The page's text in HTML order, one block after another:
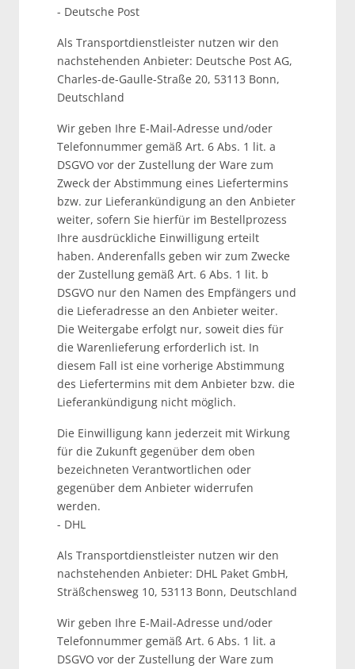
- Deutsche Post
Als Transportdienstleister nutzen wir den
nachstehenden Anbieter: Deutsche Post AG,
Charles-de-Gaulle-Straße 20, 53113 Bonn,
Deutschland
Wir geben Ihre E-Mail-Adresse und/oder
Telefonnummer gemäß Art. 6 Abs. 1 lit. a
DSGVO vor der Zustellung der Ware zum
Zweck der Abstimmung eines Liefertermins
bzw. zur Lieferankündigung an den Anbieter
weiter, sofern Sie hierfür im Bestellprozess
Ihre ausdrückliche Einwilligung erteilt
haben. Anderenfalls geben wir zum Zwecke
der Zustellung gemäß Art. 6 Abs. 1 lit. b
DSGVO nur den Namen des Empfängers und
die Lieferadresse an den Anbieter weiter.
Die Weitergabe erfolgt nur, soweit dies für
die Warenlieferung erforderlich ist. In
diesem Fall ist eine vorherige Abstimmung
des Liefertermins mit dem Anbieter bzw. die
Lieferankündigung nicht möglich.
Die Einwilligung kann jederzeit mit Wirkung
für die Zukunft gegenüber dem oben
bezeichneten Verantwortlichen oder
gegenüber dem Anbieter widerrufen
werden.
- DHL
Als Transportdienstleister nutzen wir den
nachstehenden Anbieter: DHL Paket GmbH,
Sträßchensweg 10, 53113 Bonn, Deutschland
Wir geben Ihre E-Mail-Adresse und/oder
Telefonnummer gemäß Art. 6 Abs. 1 lit. a
DSGVO vor der Zustellung der Ware zum